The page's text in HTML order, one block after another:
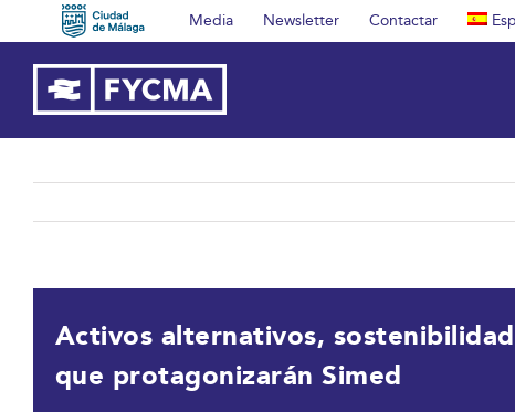
al
contenido
Media Newsletter Contactar
Activos alternativos,
que protagonizarán Simed